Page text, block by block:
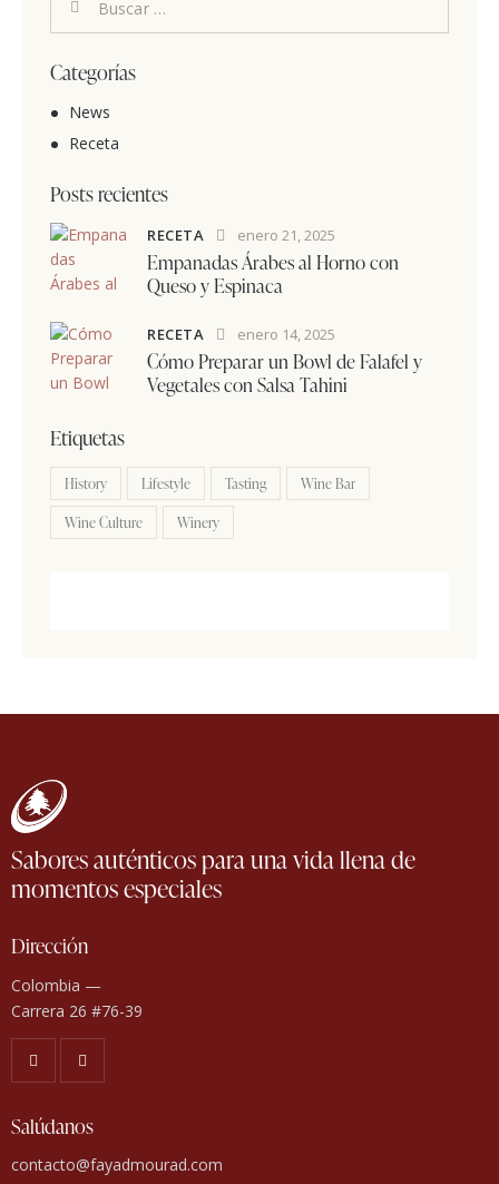
Categorías
News
Receta
Posts recientes
RECETA enero 21, 2025
Empanadas Árabes al Horno con
Queso y Espinaca
RECETA enero 14, 2025
Cómo Preparar un Bowl de Falafel y
Vegetales con Salsa Tahini
Etiquetas
History Lifestyle Tasting
Wine Bar
Wine Culture
Winery
Sabores auténticos para una vida llena de
momentos especiales
Dirección
Colombia —
Carrera 26 #76-39
Salúdanos
contacto@fayadmourad.com